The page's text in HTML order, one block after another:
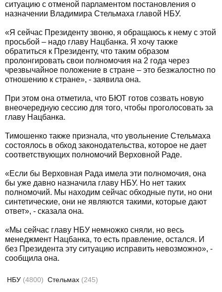
ситуацию с отменой парламентом постановления о
назначении Владимира Стельмаха главой НБУ.
«Я сейчас Президенту звоню, я обращаюсь к нему с этой
просьбой – надо главу Нацбанка. Я хочу также
обратиться к Президенту, что таким образом
пролонгировать свои полномочия на 2 года через
чрезвычайное положение в стране – это безжалостно по
отношению к стране», - заявила она.
При этом она отметила, что БЮТ готов созвать новую
внеочередную сессию для того, чтобы проголосовать за
главу Нацбанка.
Тимошенко также признала, что увольнение Стельмаха
состоялось в обход законодательства, которое не дает
соответствующих полномочий Верховной Раде.
«Если бы Верховная Рада имела эти полномочия, она
бы уже давно назначила главу НБУ. Но нет таких
полномочий. Мы находим сейчас обходные пути, но они
синтетические, они не являются такими, которые дают
ответ», - сказала она.
«Мы сейчас главу НБУ немножко сняли, но весь
менеджмент Нацбанка, то есть правление, остался. И
без Президента эту ситуацию исправить невозможно», -
сообщила она.
НБУ (4800) Стельмах (245)